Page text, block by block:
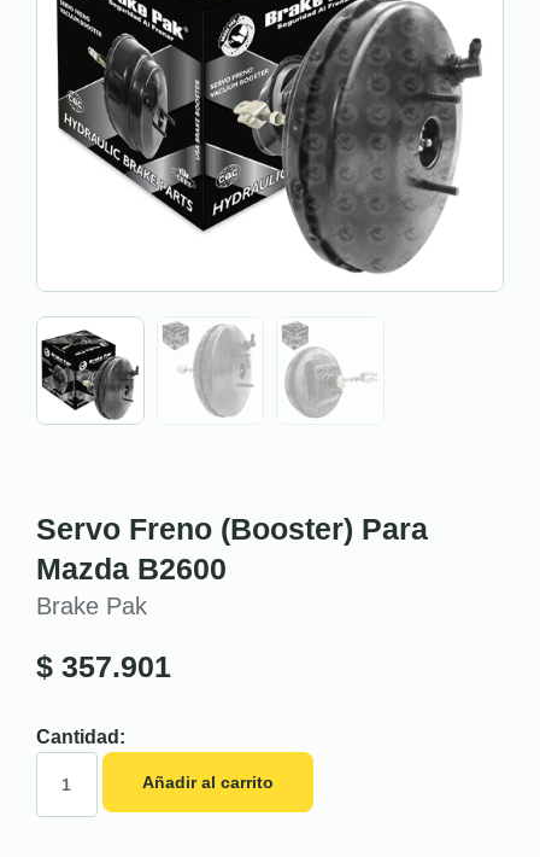
Servo Freno (Booster) Para
Mazda B2600
Brake Pak
$ 357.901
Cantidad:
Añadir al carrito